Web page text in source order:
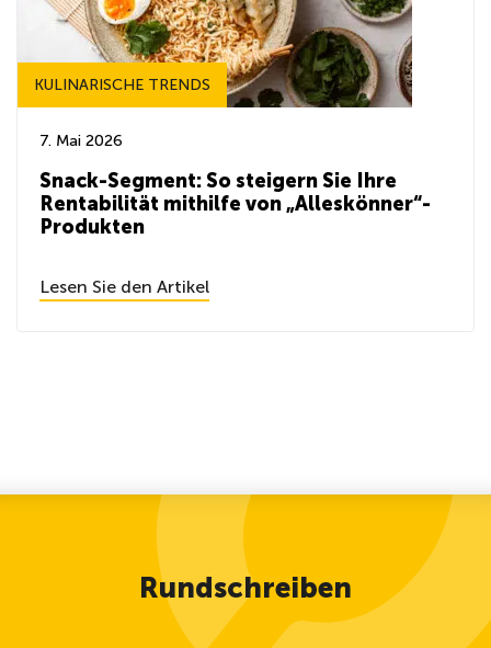
KULINARISCHE TRENDS
7. Mai 2026
Snack-Segment: So steigern Sie Ihre
Rentabilität mithilfe von „Alleskönner“-
Produkten
Lesen Sie den Artikel
Rundschreiben